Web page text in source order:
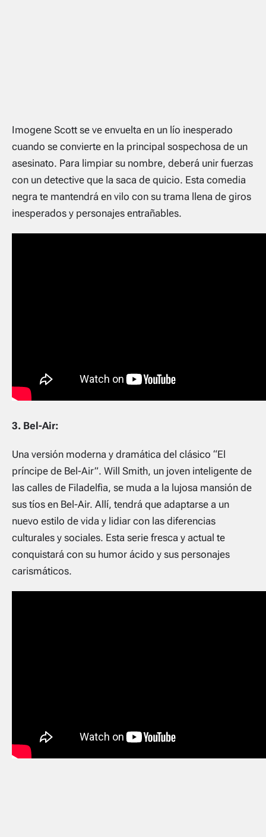
Imogene Scott se ve envuelta en un lío inesperado
cuando se convierte en la principal sospechosa de un
asesinato. Para limpiar su nombre, deberá unir fuerzas
con un detective que la saca de quicio. Esta comedia
negra te mantendrá en vilo con su trama llena de giros
inesperados y personajes entrañables.
3. Bel-Air:
Una versión moderna y dramática del clásico “El
príncipe de Bel-Air”. Will Smith, un joven inteligente de
las calles de Filadelfia, se muda a la lujosa mansión de
sus tíos en Bel-Air. Allí, tendrá que adaptarse a un
nuevo estilo de vida y lidiar con las diferencias
culturales y sociales. Esta serie fresca y actual te
conquistará con su humor ácido y sus personajes
carismáticos.